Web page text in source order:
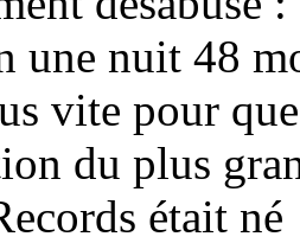
une nuit 48
vite pour
du plus
était